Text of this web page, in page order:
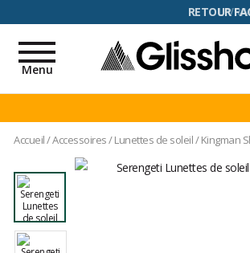
RETOUR
Toggle
navigation
Menu
Accueil/Accessoires/Lunettes de soleil/Kingman